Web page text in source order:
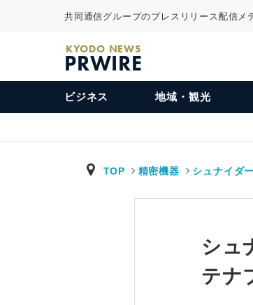
共同通信グループのプレスリリース配信メ
KYODO NEWS
PRWIRE
ビジネス 地域・観光
TOP 精密機器 シュナイダ
シュ
テナ